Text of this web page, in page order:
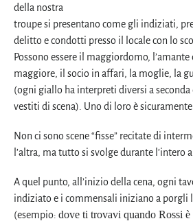
della nostra
troupe si presentano come gli indiziati,
delitto e condotti presso il locale con lo
Possono essere il maggiordomo,
maggiore, il socio in affari, la moglie, la
(ogni giallo ha interpreti diversi a
vestiti di scena). Uno di loro è sicuramente
Non ci sono scene “fisse” recitate di
l’altra, ma tutto si svolge durante l’intero
A quel punto, all’inizio della cena, ogni
indiziato e i commensali iniziano a porgli
(esempio: dove ti trovavi quando Rossi